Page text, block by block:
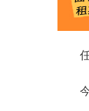
任
今